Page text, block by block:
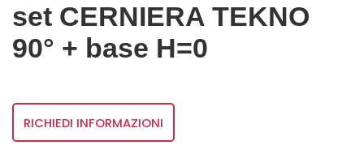
set CERNIERA TEKNO
90° + base H=0
RICHIEDI INFORMAZIONI